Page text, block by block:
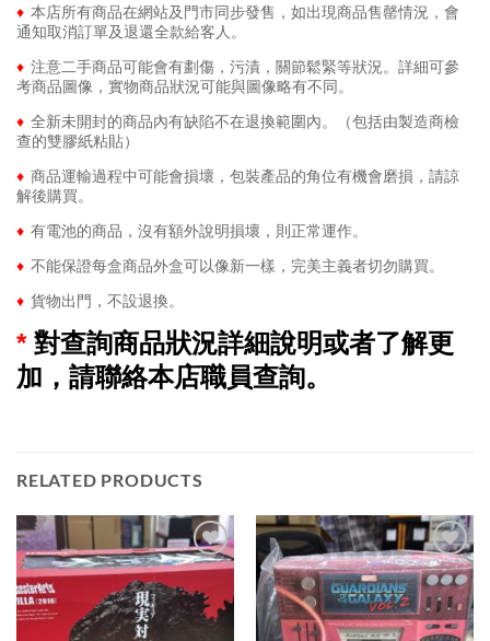
♦ 本店所有商品在網站及門市同步發售，如出現商品售罄情況，會
通知取消訂單及退還全款給客人。
♦ 注意二手商品可能會有劃傷，污漬，關節鬆緊等狀況。詳細可參
考商品圖像，實物商品狀況可能與圖像略有不同。
♦ 全新未開封的商品內有缺陷不在退換範圍內。（包括由製造商檢
查的雙膠紙粘貼）
♦ 商品運輸過程中可能會損壞，包裝產品的角位有機會磨損，請諒
解後購買。
♦ 有電池的商品，沒有額外說明損壞，則正常運作。
♦ 不能保證每盒商品外盒可以像新一樣，完美主義者切勿購買。
♦ 貨物出門，不設退換。
* 對查詢商品狀況詳細說明或者了解更
加，請聯絡本店職員查詢。
RELATED PRODUCTS